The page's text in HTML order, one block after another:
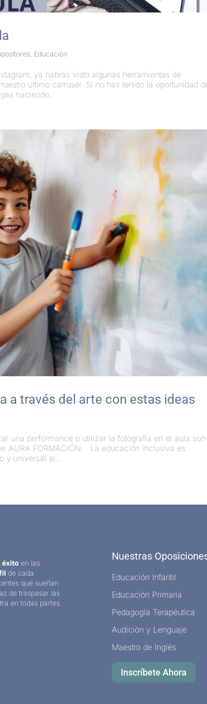
Educación
ya habrás visto algunas herramientas de
último carrusel. Si no has tenido la oportunidad
haciendo...
a través del arte con estas ideas
una performance o utilizar la fotografía en el aula son
AURA FORMACIÓN. La educación inclusiva es
y universal al...
éxito en las
de cada
que sueñan
de traspasar las
en todas partes.
Nuestras
Educación Infantil
Educación Primaria
Pedagogía Terapéutica
Audición y Lenguaje
Maestro de Inglés
Inscríbete Ahora